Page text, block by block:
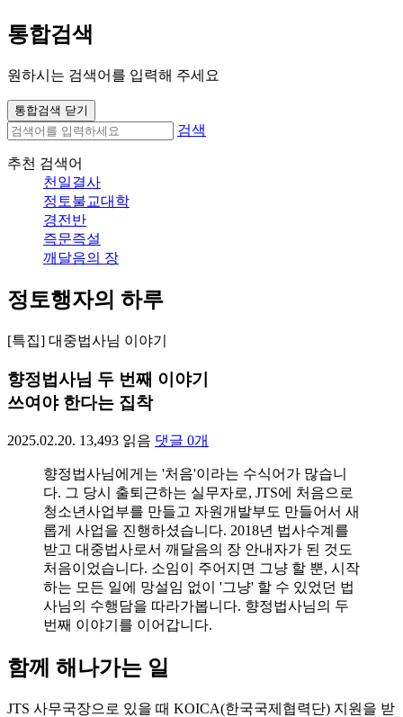
통합검색
원하시는 검색어를 입력해 주세요
통합검색 닫기
검색
추천 검색어
천일결사
정토불교대학
경전반
즉문즉설
깨달음의 장
정토행자의 하루
[특집] 대중법사님 이야기
향정법사님 두 번째 이야기
쓰여야 한다는 집착
2025.02.20. 13,493 읽음 댓글 0개
향정법사님에게는 '처음'이라는 수식어가 많습니
다. 그 당시 출퇴근하는 실무자로, JTS에 처음으로
청소년사업부를 만들고 자원개발부도 만들어서 새
롭게 사업을 진행하셨습니다. 2018년 법사수계를
받고 대중법사로서 깨달음의 장 안내자가 된 것도
처음이었습니다. 소임이 주어지면 그냥 할 뿐, 시작
하는 모든 일에 망설임 없이 '그냥' 할 수 있었던 법
사님의 수행담을 따라가봅니다. 향정법사님의 두
번째 이야기를 이어갑니다.
함께 해나가는 일
JTS 사무국장으로 있을 때 KOICA(한국국제협력단) 지원을 받